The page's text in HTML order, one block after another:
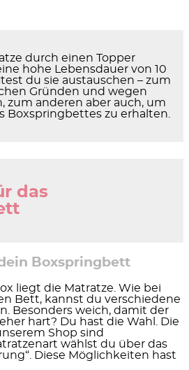
durch einen Topper
hohe Lebensdauer von 10
du sie austauschen – zum
Gründen und wegen
zum anderen aber auch, um
Boxspringbettes zu erhalten.
das
Boxspringbett
liegt die Matratze. Wie bei
Bett, kannst du verschiedene
Besonders weich, damit der
hart? Du hast die Wahl. Die
Shop sind
wählst du über das
Diese Möglichkeiten hast